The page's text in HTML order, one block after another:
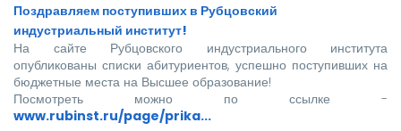
Поздравляем поступивших в Рубцовский
индустриальный институт!
На сайте Рубцовского индустриального института
опубликованы списки абитуриентов, успешно поступивших на
бюджетные места на Высшее образование!
Посмотреть можно по ссылке -
www.rubinst.ru/page/prika...